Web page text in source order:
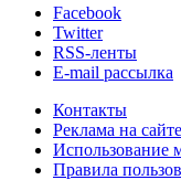
Facebook
Twitter
RSS-ленты
E-mail рассылка
Контакты
Реклама на сайте
Использование
Правила